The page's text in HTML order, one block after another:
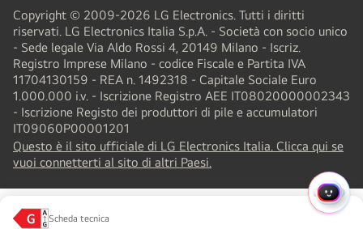
Scheda tecnica
Copyright © 2009-2026 LG Electronics. Tutti i diritti
riservati. LG Electronics Italia S.p.A. - Società con socio unico
- Sede legale Via Aldo Rossi 4, 20149 Milano - Iscriz.
Registro Imprese Milano - codice Fiscale e Partita IVA
11704130159 - REA n. 1492318 - Capitale Sociale Euro
1.000.000 i.v. - Iscrizione Registro AEE IT08020000002343​
- Iscrizione Registo dei produttori di pile e accumulatori
IT09060P00001201
Questo è il sito ufficiale di LG Electronics Italia. Clicca qui se
vuoi connetterti al sito di altri Paesi.
LG Jeong-Do Management Ethics Hotline
(opens
MENU